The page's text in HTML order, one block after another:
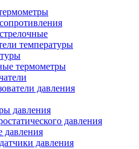
температуры
термометры
давления
давления
давления
давления
давления